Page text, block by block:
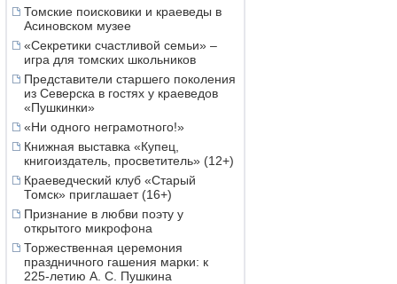
Томские поисковики и краеведы в
Асиновском музее
«Секретики счастливой семьи» –
игра для томских школьников
Представители старшего поколения
из Северска в гостях у краеведов
«Пушкинки»
«Ни одного неграмотного!»
Книжная выставка «Купец,
книгоиздатель, просветитель» (12+)
Краеведческий клуб «Старый
Томск» приглашает (16+)
Признание в любви поэту у
открытого микрофона
Торжественная церемония
праздничного гашения марки: к
225-летию А. С. Пушкина